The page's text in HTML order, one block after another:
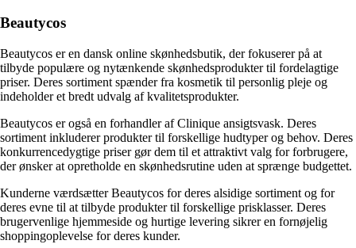
Beautycos
Beautycos er en dansk online skønhedsbutik, der fokuserer på at
tilbyde populære og nytænkende skønhedsprodukter til fordelagtige
priser. Deres sortiment spænder fra kosmetik til personlig pleje og
indeholder et bredt udvalg af kvalitetsprodukter.
Beautycos er også en forhandler af Clinique ansigtsvask. Deres
sortiment inkluderer produkter til forskellige hudtyper og behov. Deres
konkurrencedygtige priser gør dem til et attraktivt valg for forbrugere,
der ønsker at opretholde en skønhedsrutine uden at sprænge budgettet.
Kunderne værdsætter Beautycos for deres alsidige sortiment og for
deres evne til at tilbyde produkter til forskellige prisklasser. Deres
brugervenlige hjemmeside og hurtige levering sikrer en fornøjelig
shoppingoplevelse for deres kunder.